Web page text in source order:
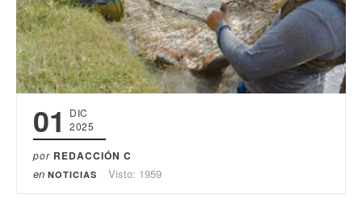
01
DIC
2025
por REDACCIÓN C
en NOTICIAS Visto: 1959